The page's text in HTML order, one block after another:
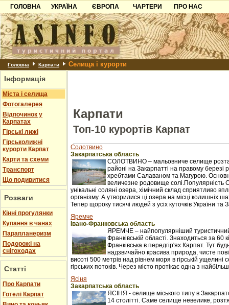
ГОЛОВНА
УКРАЇНА
Карпати
Азов
Причорноморря
Шацьк
ЄВРОПА
Чорногорія
Хорватія
Болгарія
Албанія
ЧАРТЕРИ
ПРО НАС
Контакти
Партнерам
Додати готель
Головна Карпати Селища і курорти
Інформація
Міста і селища
Фотогалерея
Відпочинок у
Карпатах
Гірські лижі
Гірськолижні
курорти Карпат
Карти та схеми
Транспорт
Що подивитися
Розваги
Кінні прогулянки
Купання в чанах
Парапланеризм
Подорожі на
снігоходах
Статті
Про Карпати
Готелі Карпат
Карпати
Топ-10 курортів Карпат
Солотвино
Закарпатська область
СОЛОТВИНО – мальовниче селище
районі на Закарпатті на правому березі
хребтами Салаваном та Магурою.
величезне родовище солі.Популярність
унікальні соляні озера, хімічний склад сприятливо
організму. А утворилися ці озера на місці колишніх
Тепер щороку тисячі людей з усіх куточків України та
Яремче
Івано-Франковська область
ЯРЕМЧЕ – найпопулярніший
Франківській області. Знаходиться за 60
Франківська в передгір'ях Карпат. Тут
надзвичайно красива природа, чисте
висоті 500 метрів над рівнем моря в гірській ущелині
гірських потоків. Через місто протікає одна з
Ясіня
Закарпатська область
ЯСІНЯ - селище міського типу в
14 столітті. Саме селище невелике,